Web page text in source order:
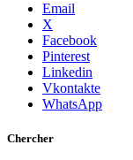
Email
X
Facebook
Pinterest
Linkedin
Vkontakte
WhatsApp
Chercher